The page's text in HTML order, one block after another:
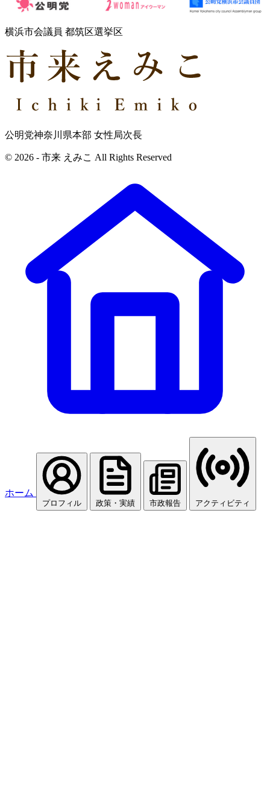
横浜市会議員 都筑区選挙区
公明党神奈川県本部 女性局次長
© 2026 - 市来 えみこ All Rights Reserved
ホーム
プロフィル 政策・実績 市政報告 アクティビティ